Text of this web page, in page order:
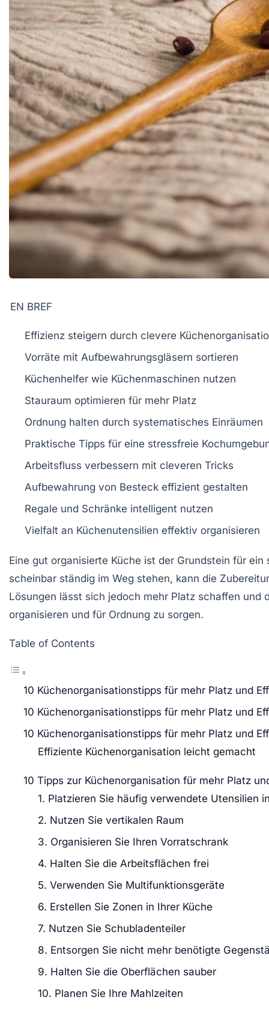
EN BREF
Effizienz steigern durch clevere
Vorräte mit Aufbewahrungsgläsern sortieren
Küchenhelfer wie Küchenmaschinen nutzen
Stauraum optimieren für mehr Platz
Ordnung halten durch systematisches Einräumen
Praktische Tipps für eine stressfreie
Arbeitsfluss verbessern mit cleveren Tricks
Aufbewahrung von Besteck effizient gestalten
Regale und Schränke intelligent nutzen
Vielfalt an Küchenutensilien effektiv organisieren
Eine gut organisierte Küche ist der Grundstein für
scheinbar ständig im Weg stehen, kann die
Lösungen lässt sich jedoch mehr Platz schaffen und
organisieren und für Ordnung zu sorgen.
Table of Contents
10 Küchenorganisationstipps für mehr Platz und
10 Küchenorganisationstipps für mehr Platz und
10 Küchenorganisationstipps für mehr Platz und
Effiziente Küchenorganisation leicht gemacht
10 Tipps zur Küchenorganisation für mehr Platz
1. Platzieren Sie häufig verwendete Utensilien
2. Nutzen Sie vertikalen Raum
3. Organisieren Sie Ihren Vorratschrank
4. Halten Sie die Arbeitsflächen frei
5. Verwenden Sie Multifunktionsgeräte
6. Erstellen Sie Zonen in Ihrer Küche
7. Nutzen Sie Schubladenteiler
8. Entsorgen Sie nicht mehr benötigte
9. Halten Sie die Oberflächen sauber
10. Planen Sie Ihre Mahlzeiten